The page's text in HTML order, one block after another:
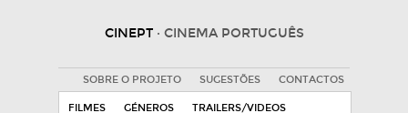
CINEPT · CINEMA PORTUGUÊS
SOBRE O PROJETO SUGESTÕES CONTACTOS
FILMES GÉNEROS TRAILERS/VIDEOS